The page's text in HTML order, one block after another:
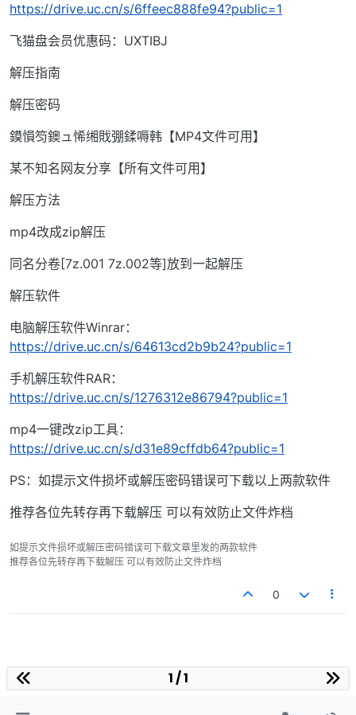
https://drive.uc.cn/s/6ffeec888fe94?public=1
飞猫盘会员优惠码：UXTIBJ
解压指南
解压密码
鏌愪笉鐭ュ悕缃戝弸鍒嗕韩【MP4文件可用】
某不知名网友分享【所有文件可用】
解压方法
mp4改成zip解压
同名分卷[7z.001 7z.002等]放到一起解压
解压软件
电脑解压软件Winrar：
https://drive.uc.cn/s/64613cd2b9b24?public=1
手机解压软件RAR：
https://drive.uc.cn/s/1276312e86794?public=1
mp4一键改zip工具：
https://drive.uc.cn/s/d31e89cffdb64?public=1
PS：如提示文件损坏或解压密码错误可下载以上两款软件
推荐各位先转存再下载解压 可以有效防止文件炸档
如提示文件损坏或解压密码错误可下载文章里发的两款软件
推荐各位先转存再下载解压 可以有效防止文件炸档
0
1 / 1